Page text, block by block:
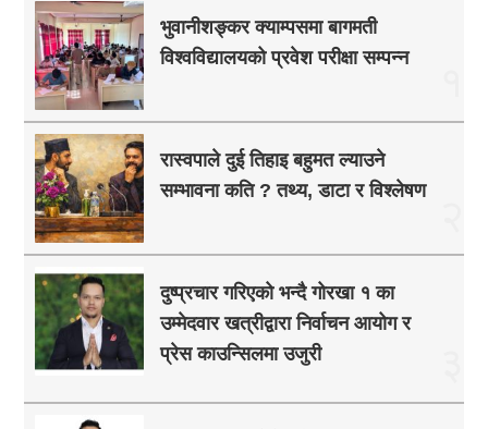
भुवानीशङ्कर क्याम्पसमा बागमती
विश्वविद्यालयको प्रवेश परीक्षा सम्पन्न
रास्वपाले दुई तिहाइ बहुमत ल्याउने
सम्भावना कति ? तथ्य, डाटा र विश्लेषण
दुष्प्रचार गरिएको भन्दै गोरखा १ का
उम्मेदवार खत्रीद्वारा निर्वाचन आयोग र
प्रेस काउन्सिलमा उजुरी